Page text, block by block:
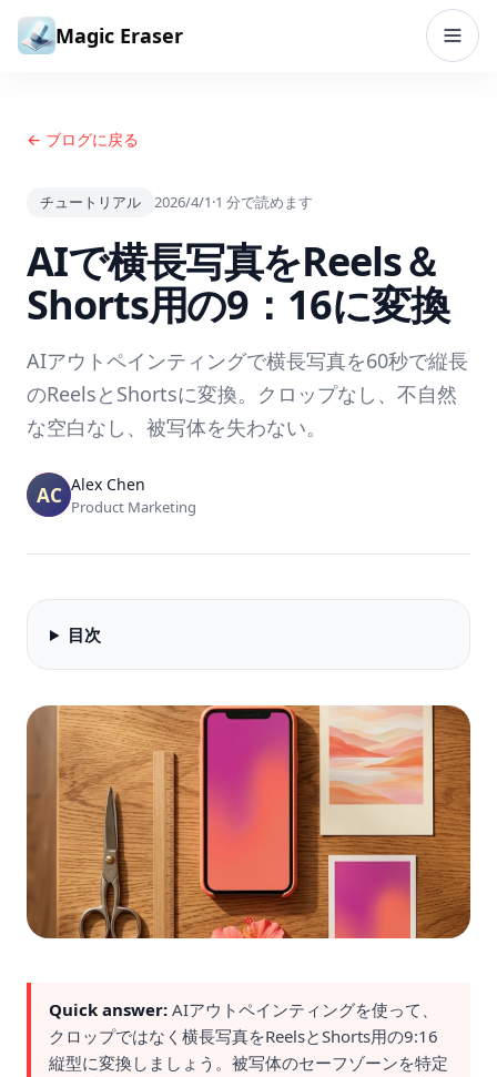
コンテンツへスキップ
Magic Eraser
← ブログに戻る
チュートリアル 2026/4/1·1 分で読めます
AIで横長写真をReels＆
Shorts用の9：16に変換
AIアウトペインティングで横長写真を60秒で縦長
のReelsとShortsに変換。クロップなし、不自然
な空白なし、被写体を失わない。
Alex Chen
Product Marketing
目次
Quick answer: AIアウトペインティングを使って、
クロップではなく横長写真をReelsとShorts用の9:16
縦型に変換しましょう。被写体のセーフゾーンを特定